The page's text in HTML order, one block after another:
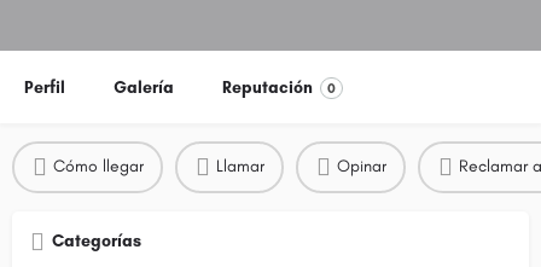
Perfil Galería Reputación 0
Cómo llegar Llamar Opinar Reclamar
Categorías